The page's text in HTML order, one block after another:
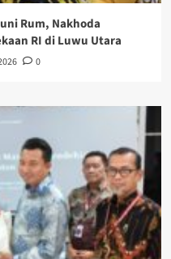
Rum, Nakhoda
RI di Luwu Utara
0